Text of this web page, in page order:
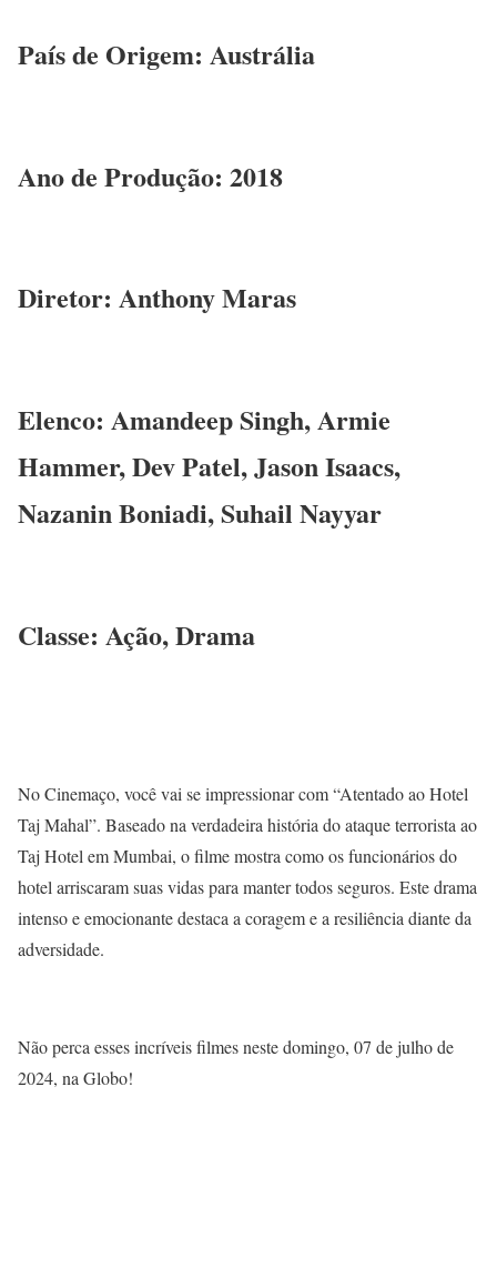
País de Origem: Austrália
Ano de Produção: 2018
Diretor: Anthony Maras
Elenco: Amandeep Singh, Armie
Hammer, Dev Patel, Jason Isaacs,
Nazanin Boniadi, Suhail Nayyar
Classe: Ação, Drama
No Cinemaço, você vai se impressionar com “Atentado ao Hotel
Taj Mahal”. Baseado na verdadeira história do ataque terrorista ao
Taj Hotel em Mumbai, o filme mostra como os funcionários do
hotel arriscaram suas vidas para manter todos seguros. Este drama
intenso e emocionante destaca a coragem e a resiliência diante da
adversidade.
Não perca esses incríveis filmes neste domingo, 07 de julho de
2024, na Globo!